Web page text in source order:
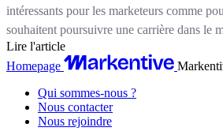
intéressants pour les marketeurs comme
souhaitent poursuivre une carrière dans le
améliorer leurs connaissances. L’idée est
cherchent à se former à leur rythme, un
composé d’exercices, de cas concrets,
avec des données actualisées régulièrement.
Lire l'article
Homepage
Qui sommes-nous ?
Nous contacter
Nous rejoindre